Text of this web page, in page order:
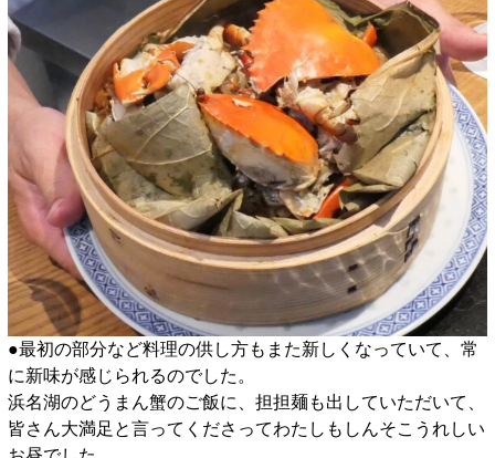
●最初の部分など料理の供し方もまた新しくなっていて、常
に新味が感じられるのでした。
浜名湖のどうまん蟹のご飯に、担担麺も出していただいて、
皆さん大満足と言ってくださってわたしもしんそこうれしい